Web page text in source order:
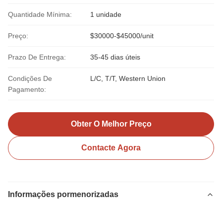
Quantidade Mínima: 1 unidade
Preço: $30000-$45000/unit
Prazo De Entrega: 35-45 dias úteis
Condições De
Pagamento:
L/C, T/T, Western Union
Obter O Melhor Preço
Contacte Agora
Informações pormenorizadas